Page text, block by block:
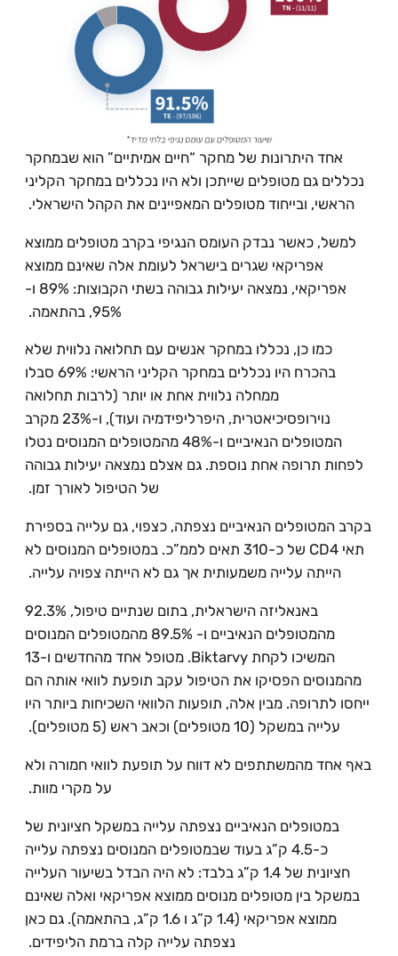
אחד היתרונות של מחקר “חיים אמיתיים” הוא שבמחקר
נכללים גם מטופלים שייתכן ולא היו נכללים במחקר הקליני
הראשי, ובייחוד מטופלים המאפיינים את הקהל הישראלי.
למשל, כאשר נבדק העומס הנגיפי בקרב מטופלים ממוצא
אפריקאי שגרים בישראל לעומת אלה שאינם ממוצא
אפריקאי, נמצאה יעילות גבוהה בשתי הקבוצות: 89% ו-
95%, בהתאמה.
כמו כן, נכללו במחקר אנשים עם תחלואה נלווית שלא
בהכרח היו נכללים במחקר הקליני הראשי: 69% סבלו
ממחלה נלווית אחת או יותר (לרבות תחלואה
נוירופסיכיאטרית, היפרליפידמיה ועוד), ו-23% מקרב
המטופלים הנאיביים ו-48% מהמטופלים המנוסים נטלו
לפחות תרופה אחת נוספת. גם אצלם נמצאה יעילות גבוהה
של הטיפול לאורך זמן.
בקרב המטופלים הנאיביים נצפתה, כצפוי, גם עלייה בספירת
תאי CD4 של כ-310 תאים לממ”כ. במטופלים המנוסים לא
הייתה עלייה משמעותית אך גם לא הייתה צפויה עלייה.
באנאליזה הישראלית, בתום שנתיים טיפול, 92.3%
מהמטופלים הנאיביים ו- 89.5% מהמטופלים המנוסים
המשיכו לקחת Biktarvy. מטופל אחד מהחדשים ו-13
מהמנוסים הפסיקו את הטיפול עקב תופעת לוואי אותה הם
ייחסו לתרופה. מבין אלה, תופעות הלוואי השכיחות ביותר היו
עלייה במשקל (10 מטופלים) וכאב ראש (5 מטופלים).
באף אחד מהמשתתפים לא דווח על תופעת לוואי חמורה ולא
על מקרי מוות.
במטופלים הנאיביים נצפתה עלייה במשקל חציונית של
כ-4.5 ק”ג בעוד שבמטופלים המנוסים נצפתה עלייה
חציונית של 1.4 ק”ג בלבד: לא היה הבדל בשיעור העלייה
במשקל בין מטופלים מנוסים ממוצא אפריקאי ואלה שאינם
ממוצא אפריקאי (1.4 ק”ג ו 1.6 ק”ג, בהתאמה). גם כאן
נצפתה עלייה קלה ברמת הליפידים.